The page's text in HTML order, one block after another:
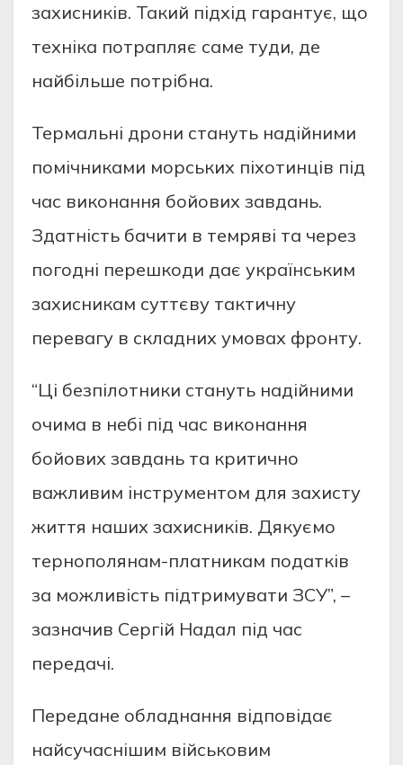
захисників. Такий підхід гарантує, що
техніка потрапляє саме туди, де
найбільше потрібна.
Термальні дрони стануть надійними
помічниками морських піхотинців під
час виконання бойових завдань.
Здатність бачити в темряві та через
погодні перешкоди дає українським
захисникам суттєву тактичну
перевагу в складних умовах фронту.
“Ці безпілотники стануть надійними
очима в небі під час виконання
бойових завдань та критично
важливим інструментом для захисту
життя наших захисників. Дякуємо
тернополянам-платникам податків
за можливість підтримувати ЗСУ”, –
зазначив Сергій Надал під час
передачі.
Передане обладнання відповідає
найсучаснішим військовим